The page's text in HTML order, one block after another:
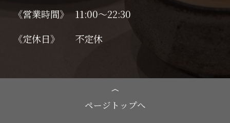
《営業時間》
11:00～22:30
《定休日》
不定休
ページトップへ